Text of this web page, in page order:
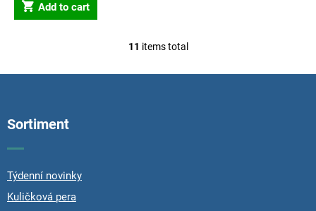
Add to cart
L
11 items total
Sortiment
Týdenní novinky
Kuličková pera